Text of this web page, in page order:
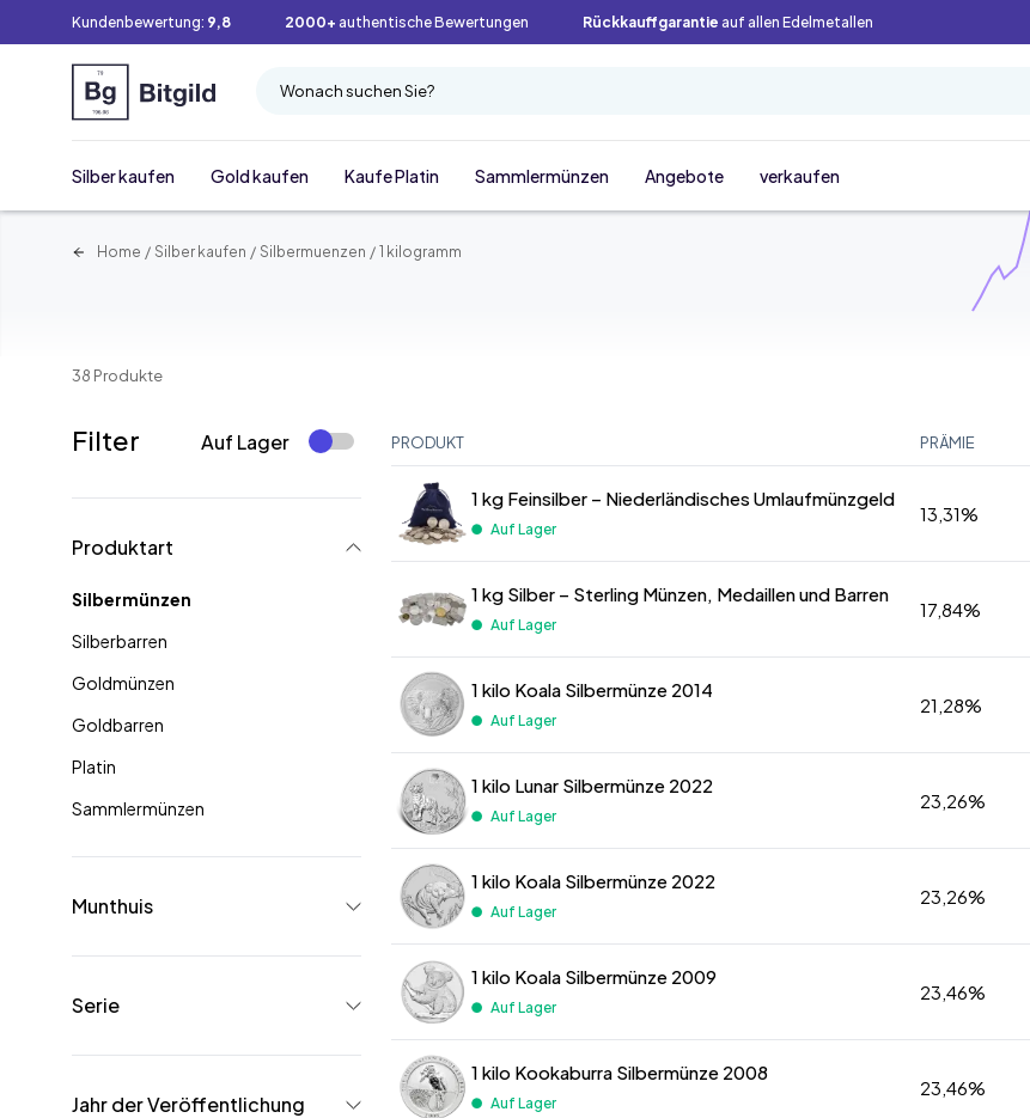
Kundenbewertung: 9,8 2000+ authentische Bewertungen Rückkauffgarantie auf allen Edelmetallen
Wonach suchen Sie?
Silber kaufen Gold kaufen Kaufe Platin Sammlermünzen Angebote verkaufen
Home / Silber kaufen / Silbermuenzen / 1 kilogramm
38 Produkte
Filter Auf Lager
Produktart
Silbermünzen
Silberbarren
Goldmünzen
Goldbarren
Platin
Sammlermünzen
Munthuis
Serie
Jahr der Veröffentlichung
PRODUKT PRÄMIE
1 kg Feinsilber – Niederländisches Umlaufmünzgeld
Auf Lager
13,31%
1 kg Silber – Sterling Münzen, Medaillen und Barren
Auf Lager
17,84%
1 kilo Koala Silbermünze 2014
Auf Lager
21,28%
1 kilo Lunar Silbermünze 2022
Auf Lager
23,26%
1 kilo Koala Silbermünze 2022
Auf Lager
23,26%
1 kilo Koala Silbermünze 2009
Auf Lager
23,46%
1 kilo Kookaburra Silbermünze 2008
Auf Lager
23,46%